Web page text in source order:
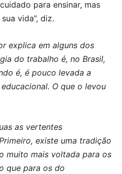
para ensinar, mas
vida”, diz.
explica em alguns dos
do trabalho é, no Brasil,
é, é pouco levada a
O que o levou
as vertentes
existe uma tradição
muito mais voltada para os
que para os do